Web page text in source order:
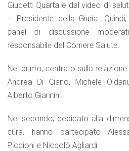
Giudetti Quarta e dal video di
– Presidente della Giuria.
panel di discussione
responsabile del Corriere Salute.
Nel primo, centrato sulla
Andrea Di Ciano, Michele
Alberto Giannini.
Nel secondo, dedicato alla
cura, hanno partecipato
Piccioni e Niccolò Agliardi.